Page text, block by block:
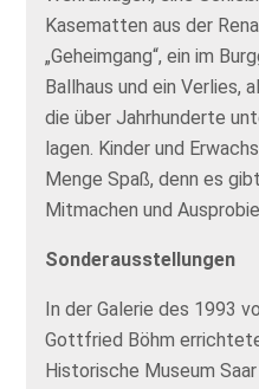
Kasematten aus der
„Geheimgang“, ein im
Ballhaus und ein Verlies,
die über Jahrhunderte
lagen. Kinder und
Menge Spaß, denn es
Mitmachen und
Sonderausstellungen
In der Galerie des 1993
Gottfried Böhm
Historische Museum